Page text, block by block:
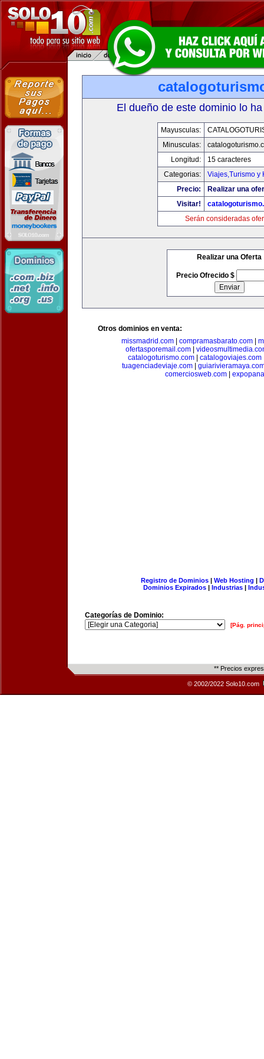
El dueño de este dominio lo
Mayusculas:
Minusculas:
Longitud:
15 caracteres
Categorias:
Viajes,Turismo y
Precio:
Realizar una
Visitar!
Serán consideradas
Realizar una Oferta
Precio Ofrecido $
Otros dominios en venta:
missmadrid.com| compramasbarato.com|
ofertasporemail.com
catalogoturismo.com
catalogoviajes.com
tuagenciadeviaje.com|
comerciosweb.com
Registro de Dominios| Web Hosting |
Dominios Expirados | Industrias |
Categorías de Dominio:
[Pág.
** Precios
© 2002/2022 Solo10.com